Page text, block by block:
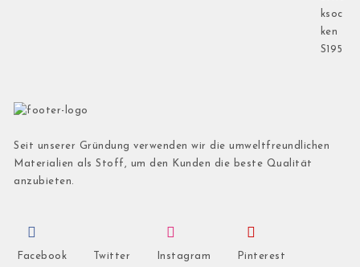
Seit unserer Gründung verwenden wir die umweltfreundlichen
Materialien als Stoff, um den Kunden die beste Qualität
anzubieten.
Facebook Twitter Instagram Pinterest